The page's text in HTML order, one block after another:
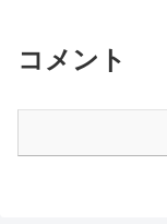
コメント